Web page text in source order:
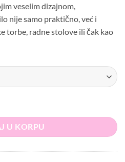
veselim dizajnom,
nije samo praktično, već i
torbe, radne stolove ili čak kao
U KORPU